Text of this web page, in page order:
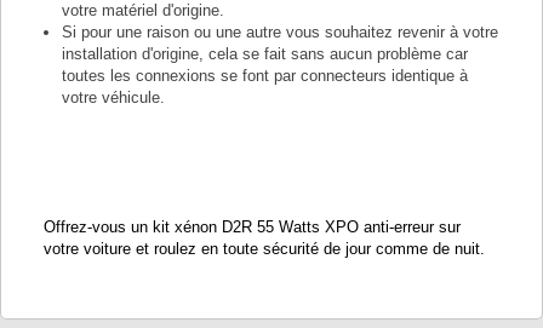
votre matériel d'origine.
Si pour une raison ou une autre vous souhaitez revenir à votre
installation d'origine, cela se fait sans aucun problème car
toutes les connexions se font par connecteurs identique à
votre véhicule.
Offrez-vous un kit xénon D2R 55 Watts XPO anti-erreur sur
votre voiture et roulez en toute sécurité de jour comme de nuit.